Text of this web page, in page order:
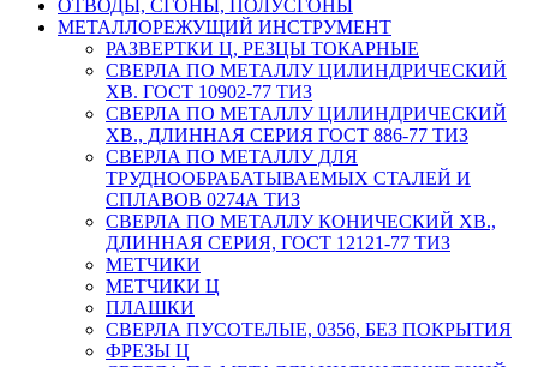
ОТВОДЫ, СГОНЫ, ПОЛУСГОНЫ
МЕТАЛЛОРЕЖУЩИЙ ИНСТРУМЕНТ
РАЗВЕРТКИ Ц, РЕЗЦЫ ТОКАРНЫЕ
СВЕРЛА ПО МЕТАЛЛУ ЦИЛИНДРИЧЕСКИЙ
ХВ. ГОСТ 10902-77 ТИЗ
СВЕРЛА ПО МЕТАЛЛУ ЦИЛИНДРИЧЕСКИЙ
ХВ., ДЛИННАЯ СЕРИЯ ГОСТ 886-77 ТИЗ
СВЕРЛА ПО МЕТАЛЛУ ДЛЯ
ТРУДНООБРАБАТЫВАЕМЫХ СТАЛЕЙ И
СПЛАВОВ 0274А ТИЗ
СВЕРЛА ПО МЕТАЛЛУ КОНИЧЕСКИЙ ХВ.,
ДЛИННАЯ СЕРИЯ, ГОСТ 12121-77 ТИЗ
МЕТЧИКИ
МЕТЧИКИ Ц
ПЛАШКИ
СВЕРЛА ПУСОТЕЛЫЕ, 0356, БЕЗ ПОКРЫТИЯ
ФРЕЗЫ Ц